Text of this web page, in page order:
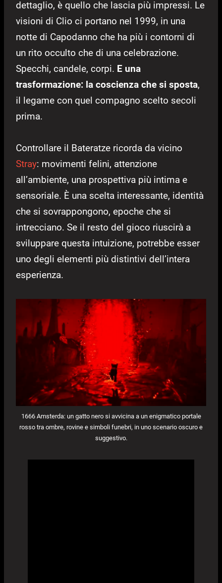
dettaglio, è quello che lascia più impressi. Le
visioni di Clio ci portano nel 1999, in una
notte di Capodanno che ha più i contorni di
un rito occulto che di una celebrazione.
Specchi, candele, corpi. E una
trasformazione: la coscienza che si sposta,
il legame con quel compagno scelto secoli
prima.
Controllare il Bateratze ricorda da vicino
Stray: movimenti felini, attenzione
all’ambiente, una prospettiva più intima e
sensoriale. È una scelta interessante, identità
che si sovrappongono, epoche che si
intrecciano. Se il resto del gioco riuscirà a
sviluppare questa intuizione, potrebbe esser
uno degli elementi più distintivi dell’intera
esperienza.
1666 Amsterda: un gatto nero si avvicina a un enigmatico portale
rosso tra ombre, rovine e simboli funebri, in uno scenario oscuro e
suggestivo.